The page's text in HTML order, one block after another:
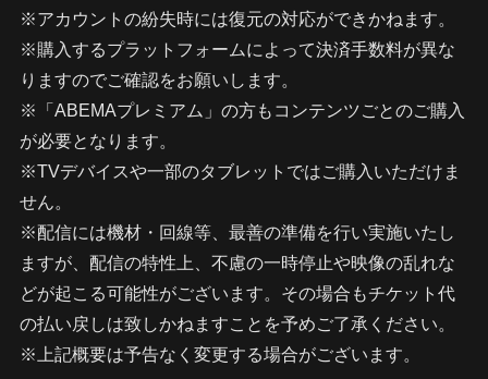
※アカウントの紛失時には復元の対応ができかねます。
※購入するプラットフォームによって決済手数料が異な
りますのでご確認をお願いします。
※「ABEMAプレミアム」の方もコンテンツごとのご購入
が必要となります。
※TVデバイスや一部のタブレットではご購入いただけま
せん。
※配信には機材・回線等、最善の準備を行い実施いたし
ますが、配信の特性上、不慮の一時停止や映像の乱れな
どが起こる可能性がございます。その場合もチケット代
の払い戻しは致しかねますことを予めご了承ください。
※上記概要は予告なく変更する場合がございます。